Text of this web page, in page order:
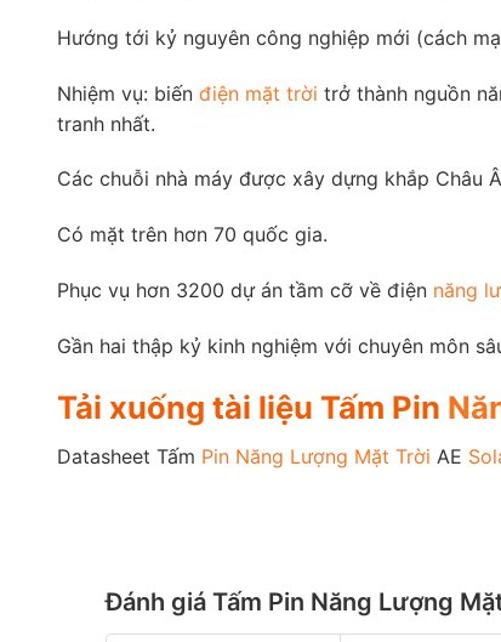
Hướng tới kỷ nguyên công nghiệp mới (cách
Nhiệm vụ: biến điện mặt trời trở thành nguồn
tranh nhất.
Các chuỗi nhà máy được xây dựng khắp Châu
Có mặt trên hơn 70 quốc gia.
Phục vụ hơn 3200 dự án tầm cỡ về điện năng
Gần hai thập kỷ kinh nghiệm với chuyên môn
Tải xuống tài liệu Tấm Pin
Datasheet Tấm Pin Năng Lượng Mặt Trời AE
Đánh giá Tấm Pin Năng Lượng